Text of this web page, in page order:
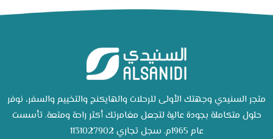
متجر السنيدي وجهتك الأولى للرحلات والهايكنج والتخييم والسفر، نوفر
حلول متكاملة بجودة عالية لتجعل مغامرتك أكثر راحة ومتعة. تأسست
عام 1965م. سجل تجاري 1131027902